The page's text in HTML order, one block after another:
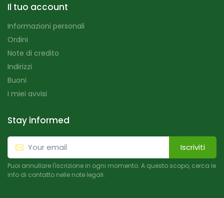
Il tuo account
Informazioni personali
Ordini
Note di credito
Indirizzi
Buoni
I miei avvisi
Stay informed
Iscriviti
Puoi annullare l'iscrizione in ogni momento. A questo scopo, cerca le
info di contatto nelle note legali.